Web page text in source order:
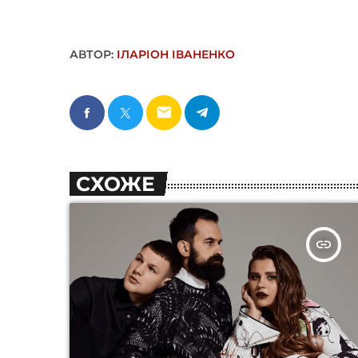
АВТОР: ІЛАРІОН ІВАНЕНКО
email
СХОЖЕ
insert_link